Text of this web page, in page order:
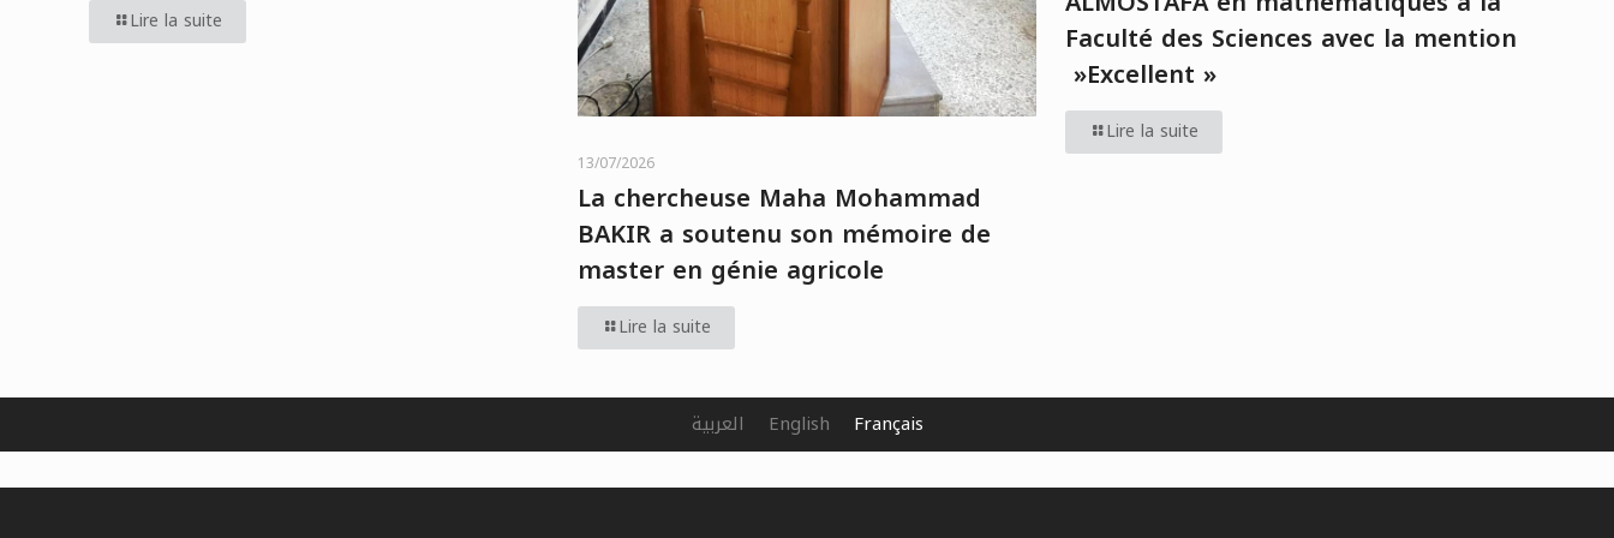
Lire la suite
13/07/2026
La chercheuse Maha Mohammad
BAKIR a soutenu son mémoire de
master en génie agricole
Lire la suite
Faculté des Sciences avec la mention
»Excellent »
Lire la suite
العربية English Français